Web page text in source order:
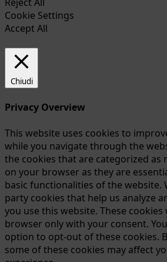
Cookie Settings
Accept All
Chiudi
Privacy Overview
This website uses cookies to
while you navigate through the
the cookies that are categorized as
on your browser as they are
basic functionalities of the website.
party cookies that help us analyze
you use this website. These
browser only with your consent.
option to opt-out of these cookies.
some of these cookies may affect